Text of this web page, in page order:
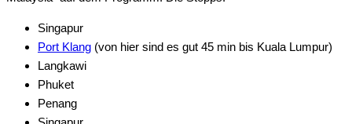
Singapur
Port Klang (von hier sind es gut 45 min bis Kuala Lumpur)
Langkawi
Phuket
Penang